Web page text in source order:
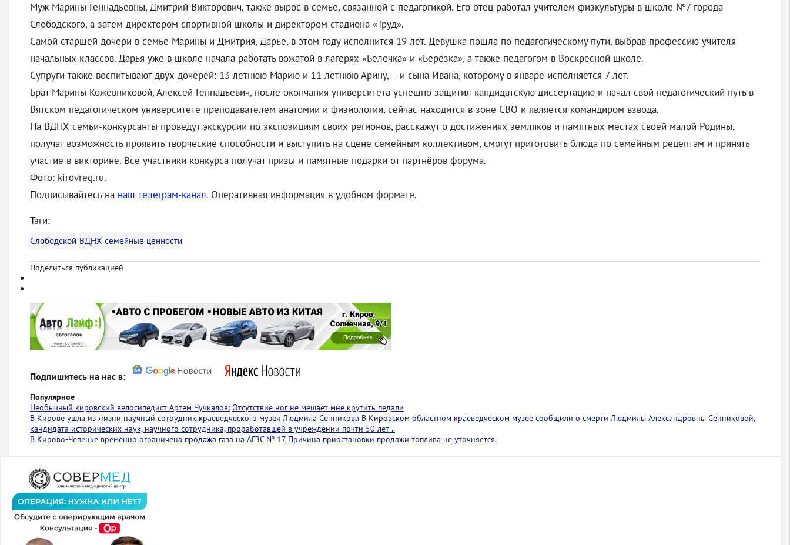
Муж Марины Геннадьевны, Дмитрий Викторович, также вырос в семье, связанной с педагогикой. Его отец работал учителем физкультуры в школе №7 города
Слободского, а затем директором спортивной школы и директором стадиона «Труд».
Самой старшей дочери в семье Марины и Дмитрия, Дарье, в этом году исполнится 19 лет. Девушка пошла по педагогическому пути, выбрав профессию учителя
начальных классов. Дарья уже в школе начала работать вожатой в лагерях «Белочка» и «Берёзка», а также педагогом в Воскресной школе.
Супруги также воспитывают двух дочерей: 13-летнюю Марию и 11-летнюю Арину, – и сына Ивана, которому в январе исполняется 7 лет.
Брат Марины Кожевниковой, Алексей Геннадьевич, после окончания университета успешно защитил кандидатскую диссертацию и начал свой педагогический путь в
Вятском педагогическом университете преподавателем анатомии и физиологии, сейчас находится в зоне СВО и является командиром взвода.
На ВДНХ семьи-конкурсанты проведут экскурсии по экспозициям своих регионов, расскажут о достижениях земляков и памятных местах своей малой Родины,
получат возможность проявить творческие способности и выступить на сцене семейным коллективом, смогут приготовить блюда по семейным рецептам и принять
участие в викторине. Все участники конкурса получат призы и памятные подарки от партнёров форума.
Фото: kirovreg.ru.
Подписывайтесь на наш телеграм-канал. Оперативная информация в удобном формате.
Тэги:
Слободской ВДНХ семейные ценности
Поделиться публикацией
Подпишитесь на нас в:
Популярное
Необычный кировский велосипедист Артем Чучкалов: Отсутствие ног не мешает мне крутить педали
В Кирове ушла из жизни научный сотрудник краеведческого музея Людмила Сенникова В Кировском областном краеведческом музее сообщили о смерти Людмилы Александровны Сенниковой,
кандидата исторических наук, научного сотрудника, проработавшей в учреждении почти 50 лет .
В Кирово-Чепецке временно ограничена продажа газа на АГЗС № 17 Причина приостановки продажи топлива не уточняется.